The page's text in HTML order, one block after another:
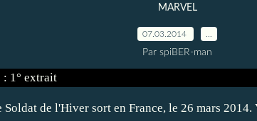
MARVEL
07.03.2014
Par spiBER-man
Soldat de l'Hiver sort en France, le 26 mars